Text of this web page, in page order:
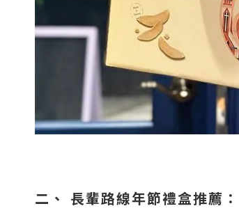
二、 長輩路線年節禮盒推薦